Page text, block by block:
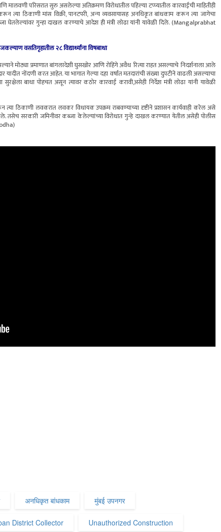
परिसरात सुरु असलेल्या अतिक्रमण विरोधातील पहिल्या टप्प्यातील कारवाईची माहितीही
त्या ठिकाणी मांस विक्री, पानटपरी, अन्य व्यवसायासह अनधिकृत बांधकाम करून त्या जागेचा
घेतलेल्यांवर गुन्हा दाखल करण्याचे आदेश ही मंत्री लोढा यांनी यावेळी दिले. (Mangalprabhat
वसतिगृहातील २८ विद्यार्थ्यांना विषबाधा
मोठ्या प्रमाणात बांगलादेशी घुसखोर आणि रोहिंगे अवैध रित्या राहत असल्याचे निदर्शनाला आले
नोंदणी करत आहेत. या भागात गेल्या दहा वर्षात मतदारांची संख्या दुपटीने वाढली असल्याचा
बाधा पोहचत असून त्यावर कठोर कारवाई करावी,असेही निर्देश मंत्री लोढा यांनी यावेळी
त्या ठिकाणी लवकरात लवकर विधायक उपक्रम राबवण्याच्या दृष्टीने प्रशासन कार्यवाही करेल असे
तसेच सरकारी जमिनीवर कब्जा केलेल्यांच्या विरोधात गुन्हे दाखल करण्यात येतील असेही पोलीस
अनधिकृत बांधकाम मुंबई उपनगर
District Collector Unauthorized Construction